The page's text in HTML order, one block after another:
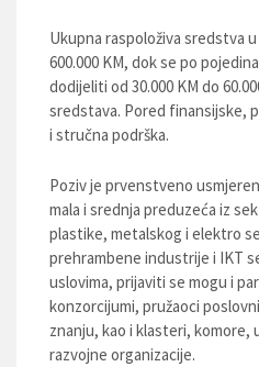
Ukupna raspoloživa sredstva
600.000 KM, dok se po
dodijeliti od 30.000 KM do
sredstava. Pored finansijske,
i stručna podrška.
Poziv je prvenstveno
mala i srednja preduzeća iz
plastike, metalskog i elektro
prehrambene industrije i IKT
uslovima, prijaviti se mogu i
konzorcijumi, pružaoci
znanju, kao i klasteri, komore,
razvojne organizacije.